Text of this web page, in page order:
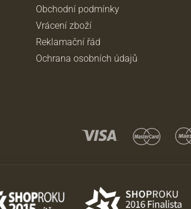
Obchodní podmínky
Vrácení zboží
Reklamační řád
Ochrana osobních údajů